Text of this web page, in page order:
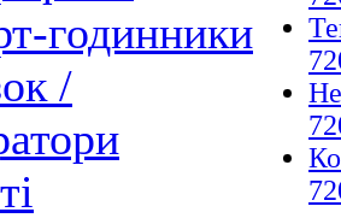
годинники
/